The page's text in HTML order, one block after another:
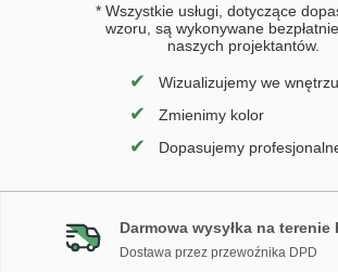
* Wszystkie usługi, dotyczące
wzoru, są wykonywane
naszych projektantów.
✔ Wizualizujemy we wnętrzu
✔ Zmienimy kolor
✔ Dopasujemy
Darmowa wysyłka na terenie
Dostawa przez przewoźnika DPD